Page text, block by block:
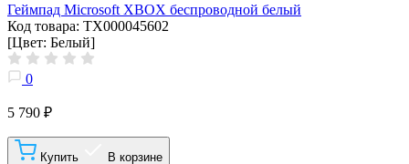
Геймпад Microsoft XBOX беспроводной белый
Код товара: ТХ000045602
[Цвет: Белый]
0
5 790 ₽
Купить В корзине